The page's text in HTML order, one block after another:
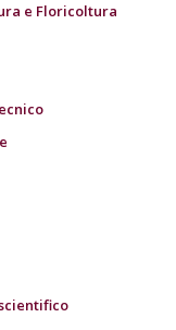
e Floricoltura